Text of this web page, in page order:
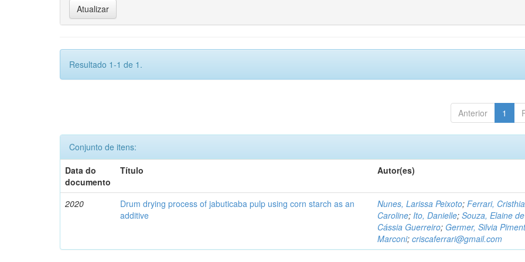
Resultado 1-1 de 1.
Anterior 1
Conjunto de itens:
Data do
documento
Título Autor(es)
2020
Drum drying process of jabuticaba pulp using corn starch as an
additive
Nunes, Larissa Peixoto;Ferrari,
Caroline;Ito, Danielle;Souza, Elaine de
Cássia Guerreiro; Germer, Silvia
Marconi;criscaferrari@gmail.com